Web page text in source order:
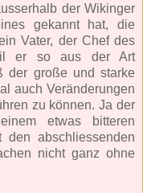
der Wikinger
gekannt hat, die
Vater, der Chef des
er so aus der Art
der große und starke
auch Veränderungen
zu können. Ja der
etwas bitteren
den abschliessenden
nicht ganz ohne